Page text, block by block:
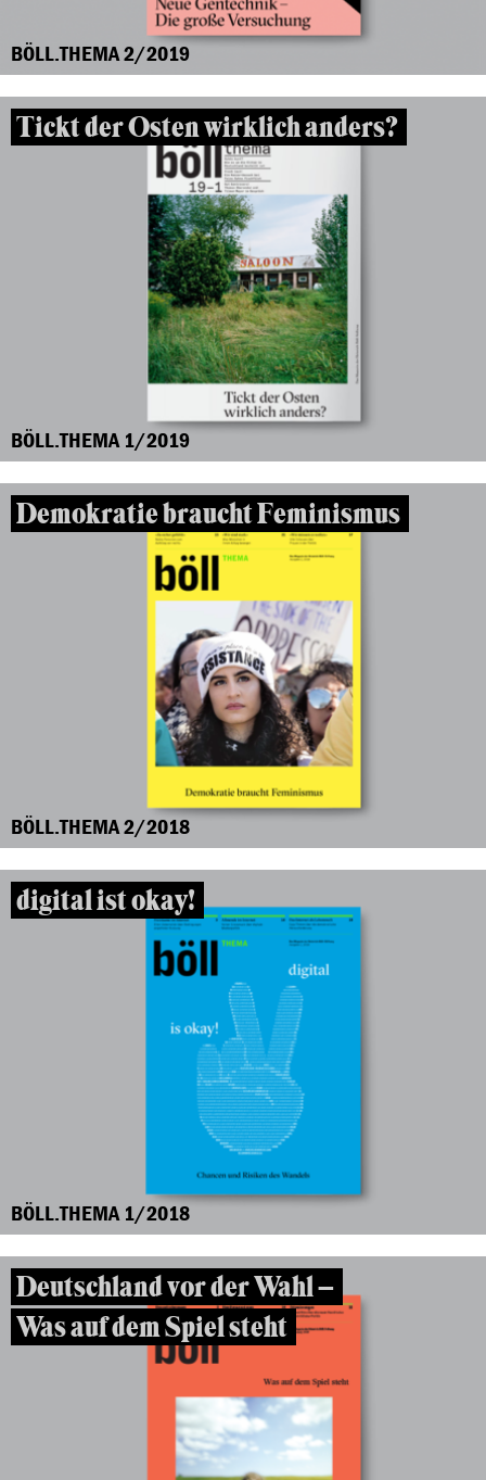
BÖLL.THEMA 2/2019
Tickt der Osten wirklich anders?
BÖLL.THEMA 1/2019
Demokratie braucht Feminismus
BÖLL.THEMA 2/2018
digital ist okay!
BÖLL.THEMA 1/2018
Deutschland vor der Wahl –
Was auf dem Spiel steht